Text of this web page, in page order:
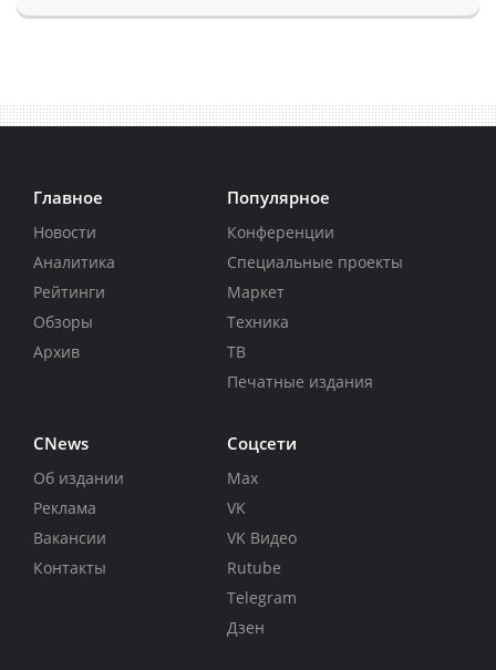
Главное
Новости
Аналитика
Рейтинги
Обзоры
Архив
Популярное
Конференции
Специальные проекты
Маркет
Техника
ТВ
Печатные издания
CNews
Об издании
Реклама
Вакансии
Контакты
Соцсети
Max
VK
VK Видео
Rutube
Telegram
Дзен